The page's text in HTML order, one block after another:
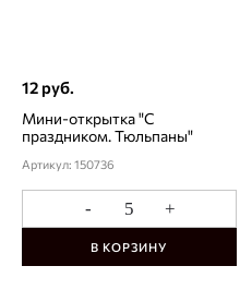
12 руб.
Мини-открытка "С
праздником. Тюльпаны"
Артикул: 150736
- +
В КОРЗИНУ